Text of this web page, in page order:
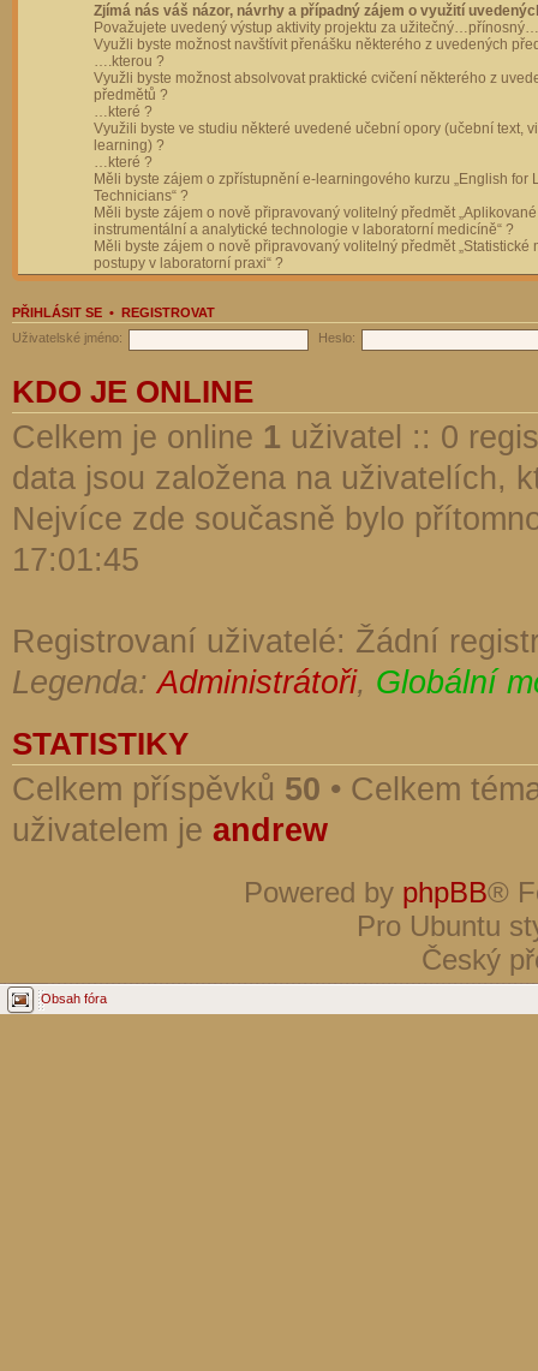
Zjímá nás váš názor, návrhy a případný zájem o využití
Považujete uvedený výstup aktivity projektu za
Využli byste možnost navštívit přenášku některého z uvedených
….kterou ?
Využli byste možnost absolvovat praktické cvičení některého z
předmětů ?
…které ?
Využili byste ve studiu některé uvedené učební opory (učební text,
learning) ?
…které ?
Měli byste zájem o zpřístupnění e-learningového kurzu „English for
Technicians“ ?
Měli byste zájem o nově připravovaný volitelný předmět „Aplikované
instrumentální a analytické technologie v laboratorní medicíně“ ?
Měli byste zájem o nově připravovaný volitelný předmět „Statistické
postupy v laboratorní praxi“ ?
PŘIHLÁSIT SE • REGISTROVAT
Uživatelské jméno:
Heslo:
KDO JE ONLINE
Celkem je online 1 uživatel :: 0
data jsou založena na uživatelích,
Nejvíce zde současně bylo
17:01:45
Registrovaní uživatelé: Žádní
Legenda:Administrátoři, Globální
STATISTIKY
Celkem příspěvků 50 • Celkem
uživatelem je andrew
Powered by phpBB®
Pro Ubuntu
Český
Obsah fóra